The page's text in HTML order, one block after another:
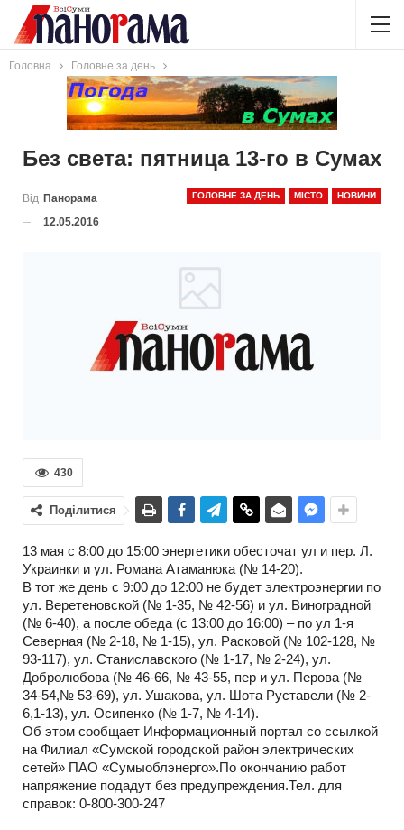
Головна Головне за день
Без света: пятница 13-го в Сумах
ГОЛОВНЕ ЗА ДЕНЬ МІСТО НОВИНИ
Від Панорама
12.05.2016
430
Поділитися
13 мая с 8:00 до 15:00 энергетики обесточат ул и пер. Л.
Украинки и ул. Романа Атаманюка (№ 14-20).
В тот же день с 9:00 до 12:00 не будет электроэнергии по
ул. Веретеновской (№ 1-35, № 42-56) и ул. Виноградной
(№ 6-40), а после обеда (с 13:00 до 16:00) – по ул 1-я
Северная (№ 2-18, № 1-15), ул. Расковой (№ 102-128, №
93-117), ул. Станиславского (№ 1-17, № 2-24), ул.
Добролюбова (№ 46-66, № 43-55, пер и ул. Перова (№
34-54,№ 53-69), ул. Ушакова, ул. Шота Руставели (№ 2-
6,1-13), ул. Осипенко (№ 1-7, № 4-14).
Об этом сообщает Информационный портал со ссылкой
на Филиал «Сумской городской район электрических
сетей» ПАО «Сумыоблэнерго».По окончанию работ
напряжение подадут без предупреждения.Тел. для
справок: 0-800-300-247